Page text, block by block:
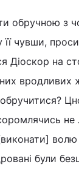
з
чувши,
Діоскор на
вродливих
були